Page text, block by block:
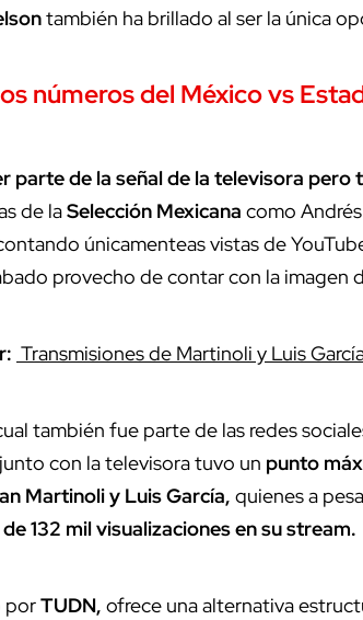
también ha brillado al ser la única
números del México vs
parte de la señal de la televisora
de laSelección Mexicana como
únicamenteas vistas de
provecho de contar con la imagen
Transmisiones de Martinoli y Luis
también fue parte de las redes
con la televisora tuvo un punto
Martinoli y Luis García, quienes a
132 mil visualizaciones en su stream.
porTUDN, ofrece una alternativa